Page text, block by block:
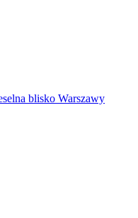
blisko Warszawy